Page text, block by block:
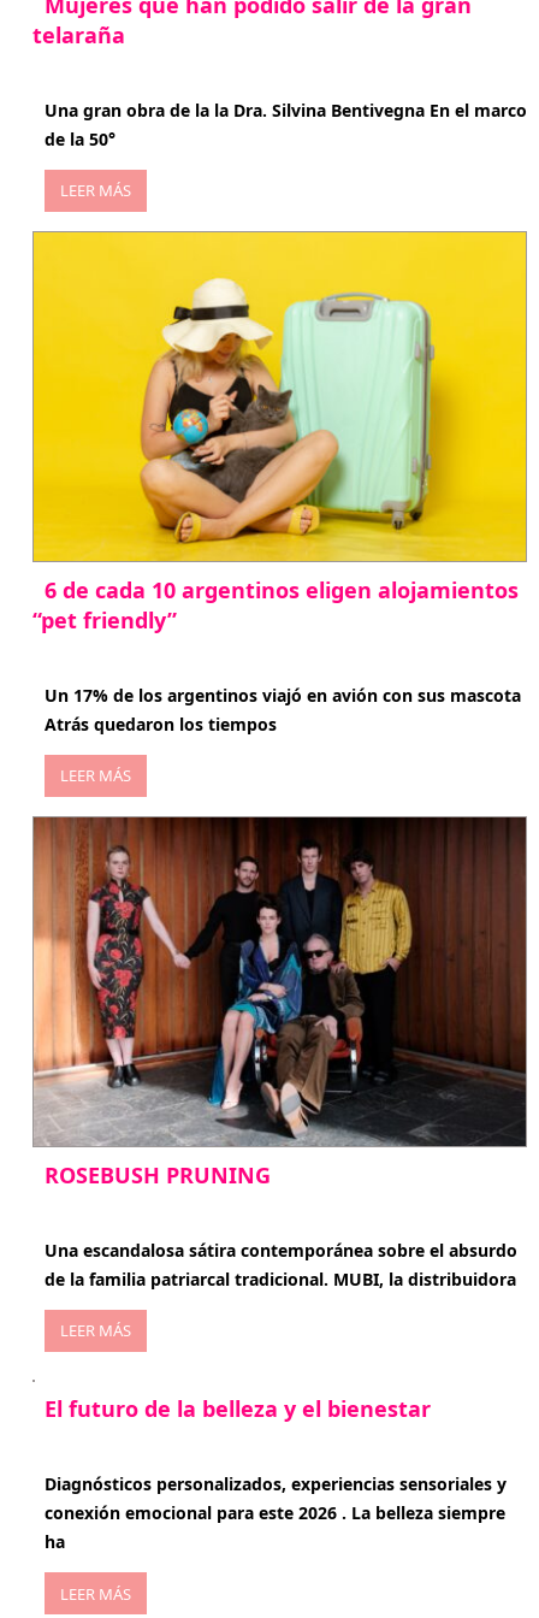
telaraña
Una gran obra de la la Dra. Silvina Bentivegna En el marco
de la 50°
LEER MÁS
6 de cada 10 argentinos eligen alojamientos
“pet friendly”
Un 17% de los argentinos viajó en avión con sus mascota
Atrás quedaron los tiempos
LEER MÁS
ROSEBUSH PRUNING
Una escandalosa sátira contemporánea sobre el absurdo
de la familia patriarcal tradicional. MUBI, la distribuidora
LEER MÁS
El futuro de la belleza y el bienestar
Diagnósticos personalizados, experiencias sensoriales y
conexión emocional para este 2026 . La belleza siempre
ha
LEER MÁS